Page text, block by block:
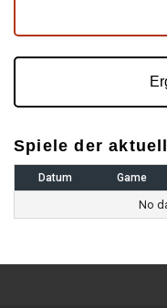
Spiele der
Datum Game
No